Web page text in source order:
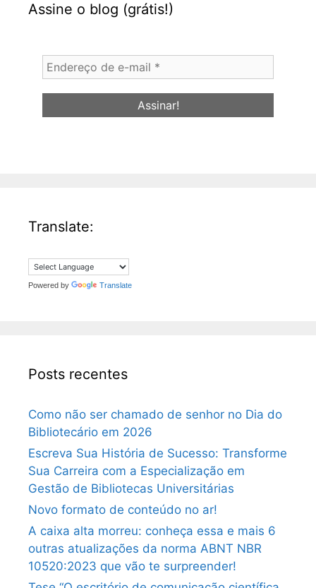
Assine o blog (grátis!)
Endereço
de
e-
Translate:
Powered by Translate
Posts recentes
Como não ser chamado de senhor no Dia do
Bibliotecário em 2026
Escreva Sua História de Sucesso: Transforme
Sua Carreira com a Especialização em
Gestão de Bibliotecas Universitárias
Novo formato de conteúdo no ar!
A caixa alta morreu: conheça essa e mais 6
outras atualizações da norma ABNT NBR
10520:2023 que vão te surpreender!